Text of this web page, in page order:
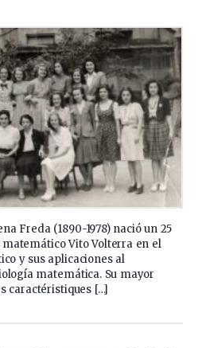
Freda (1890-1978) nació un 25
Vito Volterra en el
y sus aplicaciones al
matemática. Su mayor
caractéristiques […]